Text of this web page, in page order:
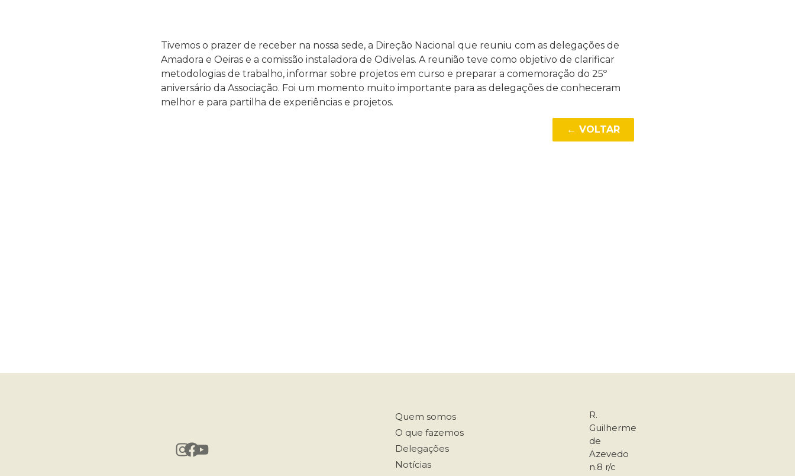
Tivemos o prazer de receber na nossa sede, a Direção Nacional que reuniu com as delegações de
Amadora e Oeiras e a comissão instaladora de Odivelas. A reunião teve como objetivo de clarificar
metodologias de trabalho, informar sobre projetos em curso e preparar a comemoração do 25º
aniversário da Associação. Foi um momento muito importante para as delegações de conheceram
melhor e para partilha de experiências e projetos.
← VOLTAR
Quem somos
O que fazemos
Delegações
Notícias
R.
Guilherme
de
Azevedo
n.8 r/c